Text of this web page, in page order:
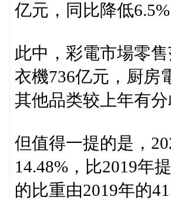
亿元，同比降低6.5%
此中，彩電市場零
衣機736亿元，厨房
其他品类较上年有
但值得一提的是，
14.48%，比2019年
的比重由2019年的